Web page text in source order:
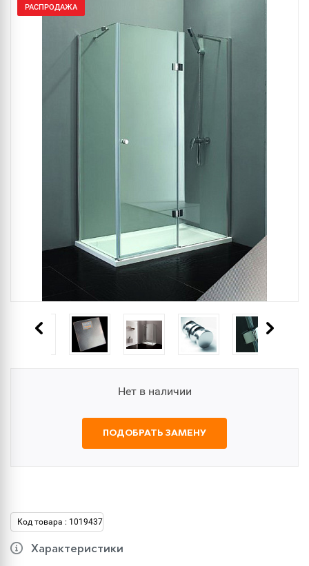
РАСПРОДАЖА
Нет в наличии
ПОДОБРАТЬ ЗАМЕНУ
Код товара : 1019437
Характеристики